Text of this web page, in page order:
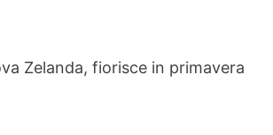
Zelanda, fiorisce in primavera